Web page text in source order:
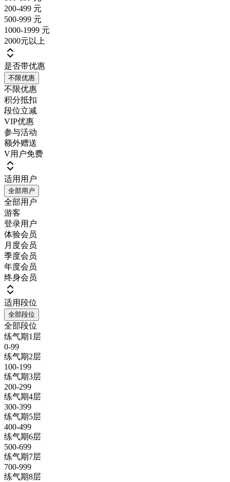
200-499 元
500-999 元
1000-1999 元
2000元以上
是否带优惠
不限优惠
不限优惠
积分抵扣
段位立减
VIP优惠
参与活动
额外赠送
V用户免费
适用用户
全部用户
全部用户
游客
登录用户
体验会员
月度会员
季度会员
年度会员
终身会员
适用段位
全部段位
全部段位
练气期1层
0-99
练气期2层
100-199
练气期3层
200-299
练气期4层
300-399
练气期5层
400-499
练气期6层
500-699
练气期7层
700-999
练气期8层